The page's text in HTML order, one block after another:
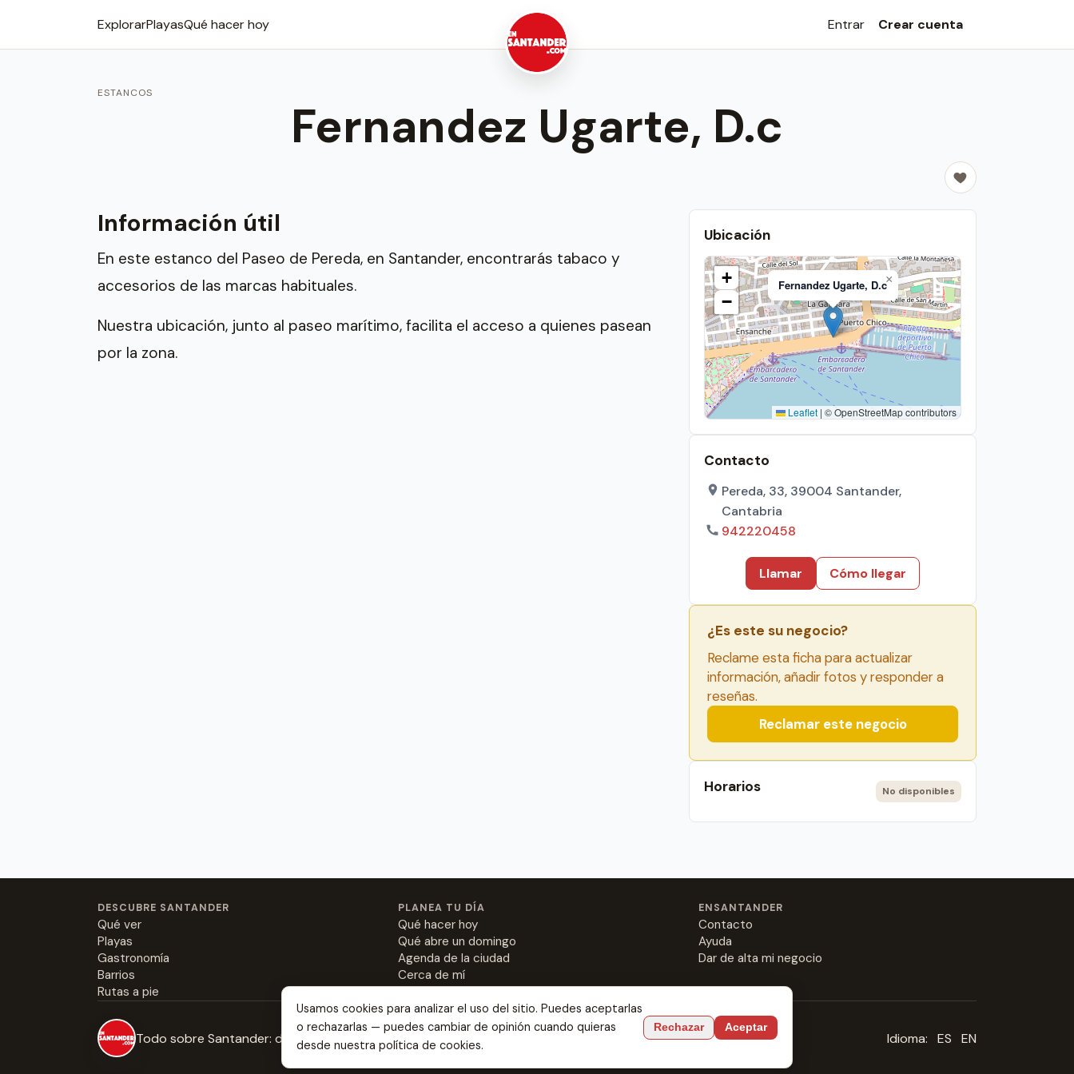
ExplorarPlayasQué hacer hoy Entrar Crear cuenta
ESTANCOS
Fernandez Ugarte, D.c
Información útil
En este estanco del Paseo de Pereda, en Santander, encontrarás tabaco y
accesorios de las marcas habituales.
Nuestra ubicación, junto al paseo marítimo, facilita el acceso a quienes pasean
por la zona.
Ubicación
Fernandez Ugarte, D.c×
+
−
Leaflet | © OpenStreetMap contributors
Contacto
Pereda, 33, 39004 Santander,
Cantabria
942220458
Llamar Cómo llegar
¿Es este su negocio?
Reclame esta ficha para actualizar
información, añadir fotos y responder a
reseñas.
Reclamar este negocio
Horarios No disponibles
DESCUBRE SANTANDER
Qué ver
Playas
Gastronomía
Barrios
Rutas a pie
PLANEA TU DÍA
Qué hacer hoy
Qué abre un domingo
Agenda de la ciudad
Cerca de mí
ENSANTANDER
Contacto
Ayuda
Dar de alta mi negocio
Todo sobre Santander: desde dónde comer las mejores rabas hasta dónde enamorarte. Idioma: ES EN
Usamos cookies para analizar el uso del sitio. Puedes aceptarlas
o rechazarlas — puedes cambiar de opinión cuando quieras
desde nuestra política de cookies.
Rechazar Aceptar